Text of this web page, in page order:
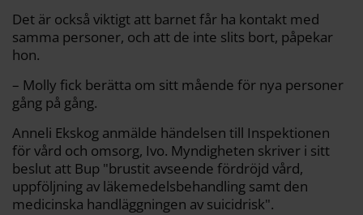
Det är också viktigt att barnet får ha kontakt med
samma personer, och att de inte slits bort, påpekar
hon.
– Molly fick berätta om sitt mående för nya personer
gång på gång.
Anneli Ekskog anmälde händelsen till Inspektionen
för vård och omsorg, Ivo. Myndigheten skriver i sitt
beslut att Bup "brustit avseende fördröjd vård,
uppföljning av läkemedelsbehandling samt den
medicinska handläggningen av suicidrisk".